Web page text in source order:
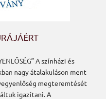
A színházi és
nagy átalakuláson ment
megteremtését
igazítani. A